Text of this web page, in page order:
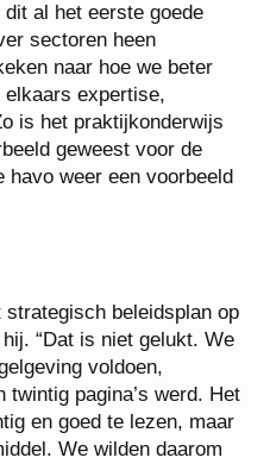
al het eerste goede
sectoren heen
naar hoe we beter
expertise,
is het praktijkonderwijs
geweest voor de
weer een voorbeeld
beleidsplan op
“Dat is niet gelukt. We
voldoen,
twintig pagina’s werd. Het
en goed te lezen, maar
We wilden daarom